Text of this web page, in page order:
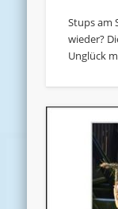
Stups am
wieder?
Unglück